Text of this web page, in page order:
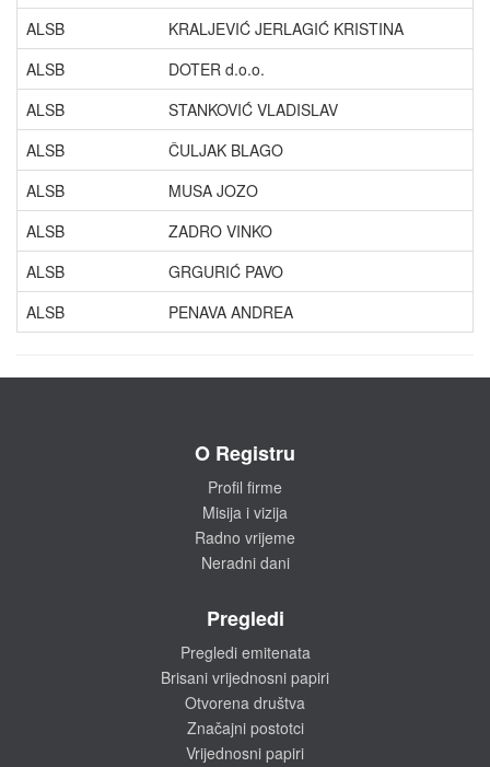
ALSB
KRALJEVIĆ JERLAGIĆ KRISTINA
ALSB
DOTER d.o.o.
ALSB
STANKOVIĆ VLADISLAV
ALSB
ČULJAK BLAGO
ALSB
MUSA JOZO
ALSB
ZADRO VINKO
ALSB
GRGURIĆ PAVO
ALSB
PENAVA ANDREA
O Registru
Profil firme
Misija i vizija
Radno vrijeme
Neradni dani
Pregledi
Pregledi emitenata
Brisani vrijednosni papiri
Otvorena društva
Značajni postotci
Vrijednosni papiri